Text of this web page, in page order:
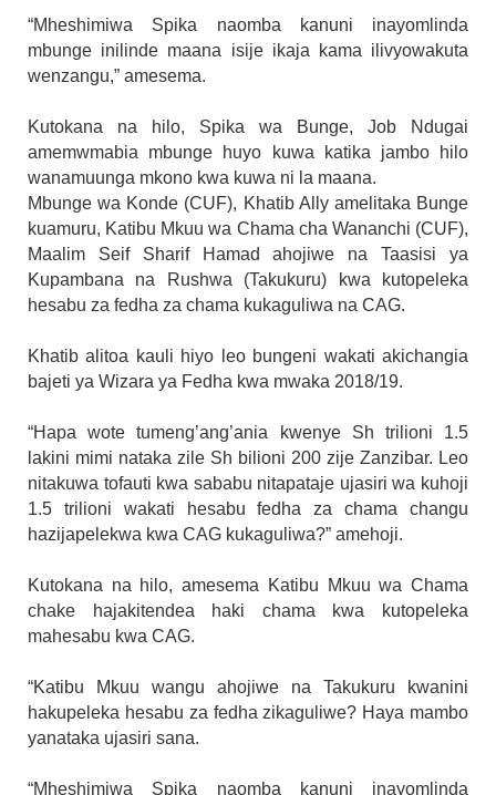
“Mheshimiwa Spika naomba kanuni inayomlinda
mbunge inilinde maana isije ikaja kama ilivyowakuta
wenzangu,” amesema.
Kutokana na hilo, Spika wa Bunge, Job Ndugai
amemwmabia mbunge huyo kuwa katika jambo hilo
wanamuunga mkono kwa kuwa ni la maana.
Mbunge wa Konde (CUF), Khatib Ally amelitaka Bunge
kuamuru, Katibu Mkuu wa Chama cha Wananchi (CUF),
Maalim Seif Sharif Hamad ahojiwe na Taasisi ya
Kupambana na Rushwa (Takukuru) kwa kutopeleka
hesabu za fedha za chama kukaguliwa na CAG.
Khatib alitoa kauli hiyo leo bungeni wakati akichangia
bajeti ya Wizara ya Fedha kwa mwaka 2018/19.
“Hapa wote tumeng’ang’ania kwenye Sh trilioni 1.5
lakini mimi nataka zile Sh bilioni 200 zije Zanzibar. Leo
nitakuwa tofauti kwa sababu nitapataje ujasiri wa kuhoji
1.5 trilioni wakati hesabu fedha za chama changu
hazijapelekwa kwa CAG kukaguliwa?” amehoji.
Kutokana na hilo, amesema Katibu Mkuu wa Chama
chake hajakitendea haki chama kwa kutopeleka
mahesabu kwa CAG.
“Katibu Mkuu wangu ahojiwe na Takukuru kwanini
hakupeleka hesabu za fedha zikaguliwe? Haya mambo
yanataka ujasiri sana.
“Mheshimiwa Spika naomba kanuni inayomlinda